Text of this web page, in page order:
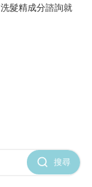
髮精成分諮詢就
搜尋